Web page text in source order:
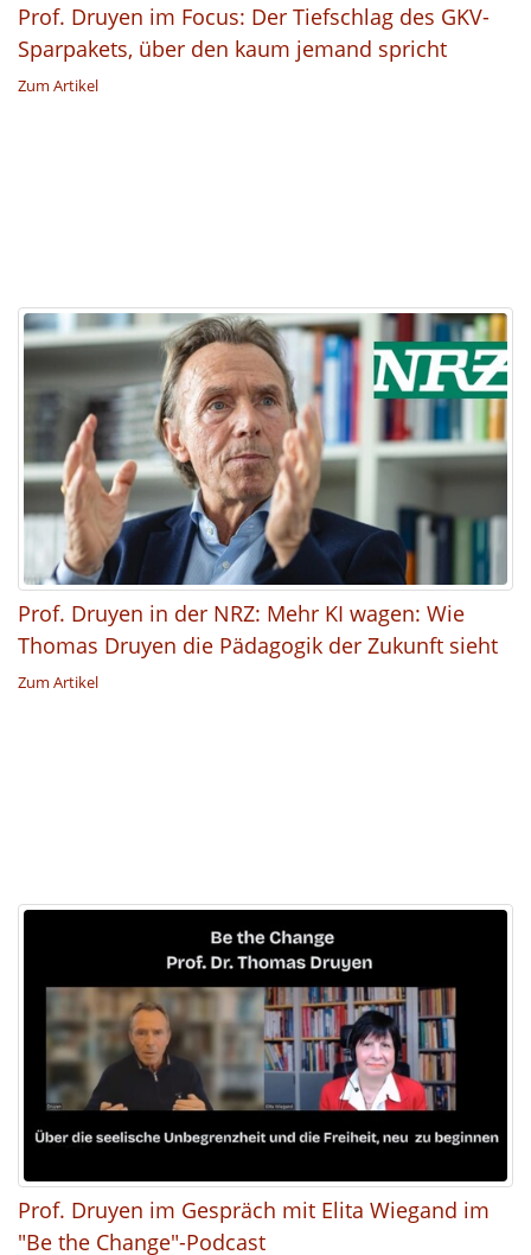
Prof. Druyen im Focus: Der Tiefschlag des GKV-
Sparpakets, über den kaum jemand spricht
Zum Artikel
Prof. Druyen in der NRZ: Mehr KI wagen: Wie
Thomas Druyen die Pädagogik der Zukunft sieht
Zum Artikel
Prof. Druyen im Gespräch mit Elita Wiegand im
"Be the Change"-Podcast